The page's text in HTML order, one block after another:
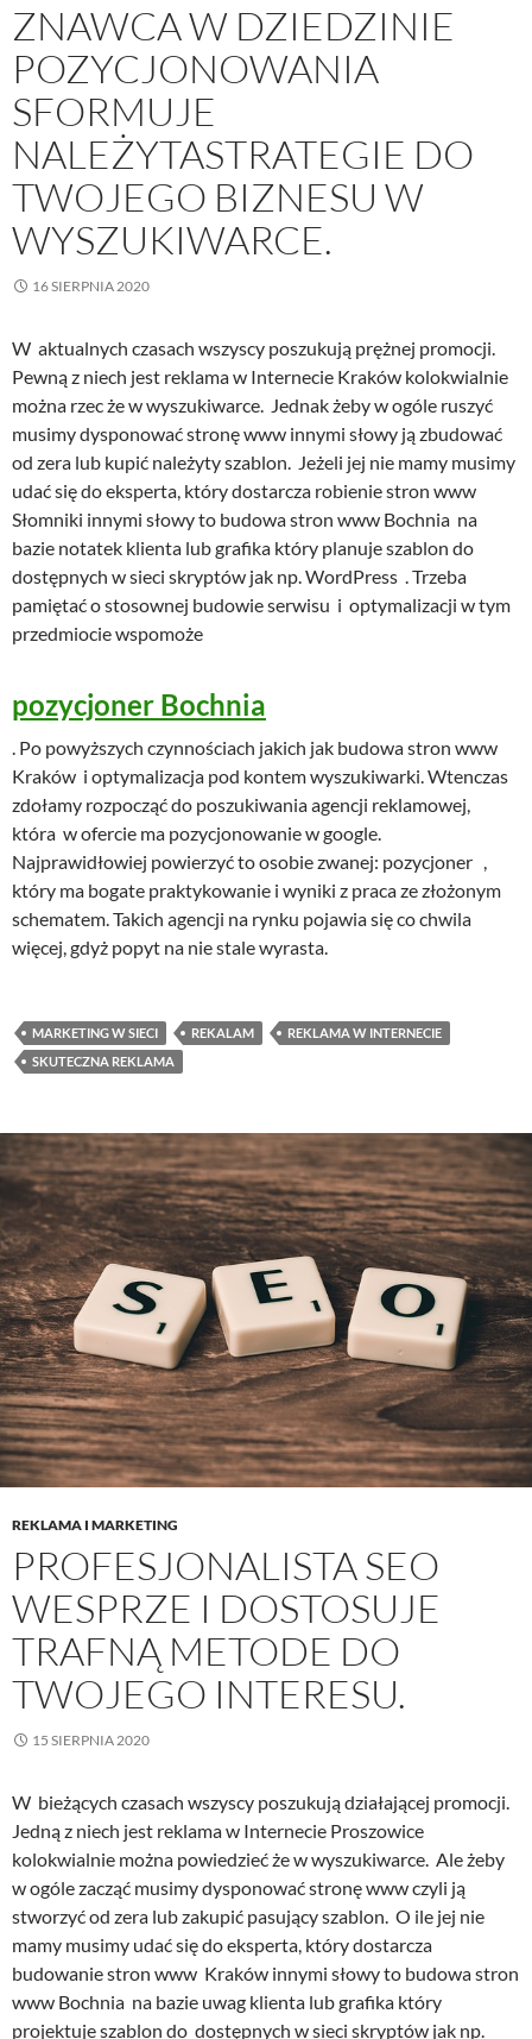
ZNAWCA W DZIEDZINIE
POZYCJONOWANIA
SFORMUJE
NALEŻYTASTRATEGIE DO
TWOJEGO BIZNESU W
WYSZUKIWARCE.
16 SIERPNIA 2020
W aktualnych czasach wszyscy poszukują prężnej promocji.
Pewną z niech jest reklama w Internecie Kraków kolokwialnie
można rzec że w wyszukiwarce. Jednak żeby w ogóle ruszyć
musimy dysponować stronę www innymi słowy ją zbudować
od zera lub kupić należyty szablon. Jeżeli jej nie mamy musimy
udać się do eksperta, który dostarcza robienie stron www
Słomniki innymi słowy to budowa stron www Bochnia na
bazie notatek klienta lub grafika który planuje szablon do
dostępnych w sieci skryptów jak np. WordPress . Trzeba
pamiętać o stosownej budowie serwisu i optymalizacji w tym
przedmiocie wspomoże
pozycjoner Bochnia
. Po powyższych czynnościach jakich jak budowa stron www
Kraków i optymalizacja pod kontem wyszukiwarki. Wtenczas
zdołamy rozpocząć do poszukiwania agencji reklamowej,
która w ofercie ma pozycjonowanie w google.
Najprawidłowiej powierzyć to osobie zwanej: pozycjoner ,
który ma bogate praktykowanie i wyniki z praca ze złożonym
schematem. Takich agencji na rynku pojawia się co chwila
więcej, gdyż popyt na nie stale wyrasta.
MARKETING W SIECI REKALAM
REKLAMA W INTERNECIE
SKUTECZNA REKLAMA
REKLAMA I MARKETING
PROFESJONALISTA SEO
WESPRZE I DOSTOSUJE
TRAFNĄ METODE DO
TWOJEGO INTERESU.
15 SIERPNIA 2020
W bieżących czasach wszyscy poszukują działającej promocji.
Jedną z niech jest reklama w Internecie Proszowice
kolokwialnie można powiedzieć że w wyszukiwarce. Ale żeby
w ogóle zacząć musimy dysponować stronę www czyli ją
stworzyć od zera lub zakupić pasujący szablon. O ile jej nie
mamy musimy udać się do eksperta, który dostarcza
budowanie stron www Kraków innymi słowy to budowa stron
www Bochnia na bazie uwag klienta lub grafika który
projektuje szablon do dostępnych w sieci skryptów jak np.